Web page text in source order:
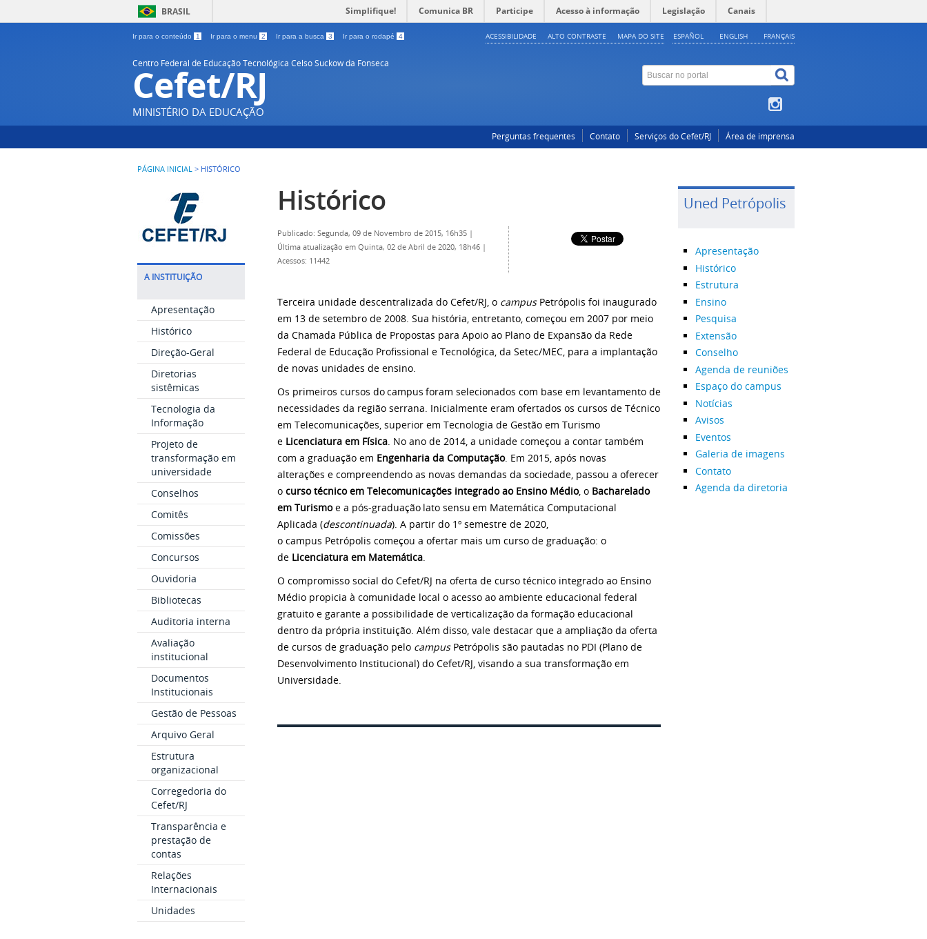
BRASIL Simplifique! Comunica BR Participe Acesso à informação Legislação Canais
Ir para o conteúdo 1 Ir para o menu 2 Ir para a busca 3 Ir para o rodapé 4 ESPAÑOL ENGLISH FRANÇAIS
ACESSIBILIDADE ALTO CONTRASTE MAPA DO SITE
Centro Federal de Educação Tecnológica Celso Suckow da Fonseca
Cefet/RJ
MINISTÉRIO DA EDUCAÇÃO
Perguntas frequentes Contato Serviços do Cefet/RJ Área de imprensa
PÁGINA INICIAL > HISTÓRICO
A INSTITUIÇÃO
Apresentação
Histórico
Direção-Geral
Diretorias
sistêmicas
Tecnologia da
Informação
Projeto de
transformação em
universidade
Conselhos
Comitês
Comissões
Concursos
Ouvidoria
Bibliotecas
Auditoria interna
Avaliação
institucional
Documentos
Institucionais
Gestão de Pessoas
Arquivo Geral
Estrutura
organizacional
Corregedoria do
Cefet/RJ
Transparência e
prestação de
contas
Relações
Internacionais
Unidades
Histórico
Publicado: Segunda, 09 de Novembro de 2015, 16h35 |
Última atualização em Quinta, 02 de Abril de 2020, 18h46 |
Acessos: 11442
Terceira unidade descentralizada do Cefet/RJ, o campus Petrópolis foi inaugurado
em 13 de setembro de 2008. Sua história, entretanto, começou em 2007 por meio
da Chamada Pública de Propostas para Apoio ao Plano de Expansão da Rede
Federal de Educação Profissional e Tecnológica, da Setec/MEC, para a implantação
de novas unidades de ensino.
Os primeiros cursos docampus foram selecionados com base em levantamento de
necessidades da região serrana. Inicialmente eram ofertados os cursos de Técnico
em Telecomunicações, superior em Tecnologia de Gestão em Turismo
e Licenciatura em Física. No ano de 2014, a unidade começou a contar também
com a graduação em Engenharia da Computação. Em 2015, após novas
alterações e compreendendo as novas demandas da sociedade, passou a oferecer
o curso técnico em Telecomunicações integrado ao Ensino Médio, o Bacharelado
em Turismo e a pós-graduação lato sensu em Matemática Computacional
Aplicada (descontinuada). A partir do 1º semestre de 2020,
o campus Petrópolis começou a ofertar mais um curso de graduação: o
de Licenciatura em Matemática.
O compromisso social do Cefet/RJ na oferta de curso técnico integrado ao Ensino
Médio propicia à comunidade local o acesso ao ambiente educacional federal
gratuito e garante a possibilidade de verticalização da formação educacional
dentro da própria instituição. Além disso, vale destacar que a ampliação da oferta
de cursos de graduação pelo campusPetrópolis são pautadas no PDI (Plano de
Desenvolvimento Institucional) do Cefet/RJ, visando a sua transformação em
Universidade.
Uned Petrópolis
Apresentação
Histórico
Estrutura
Ensino
Pesquisa
Extensão
Conselho
Agenda de reuniões
Espaço do campus
Notícias
Avisos
Eventos
Galeria de imagens
Contato
Agenda da diretoria